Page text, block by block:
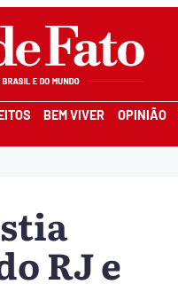
BEM VIVER OPINIÃO
RJ e